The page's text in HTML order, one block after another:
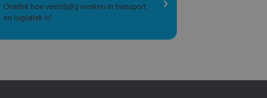
Ontdek hoe veelzijdig werken in transport
en logistiek is!